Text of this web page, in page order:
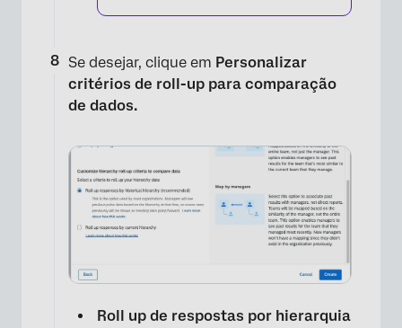
Se desejar, clique em Personalizar
critérios de roll-up para comparação
de dados.
Roll up de respostas por hierarquia